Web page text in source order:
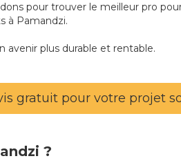
pour trouver le meilleur pro
à Pamandzi.
avenir plus durable et rentable.
gratuit pour votre projet
?